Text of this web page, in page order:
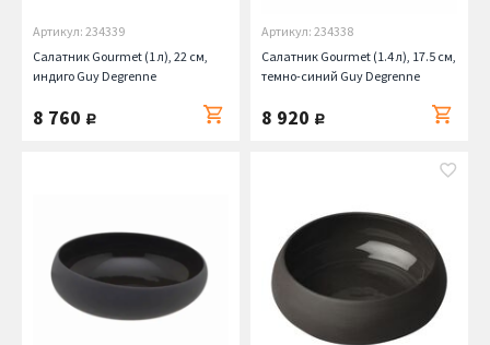
Артикул: 234339
Салатник Gourmet (1 л), 22 см,
индиго Guy Degrenne
8 760 руб.
Артикул: 234338
Салатник Gourmet (1.4 л), 17.5 см,
темно-синий Guy Degrenne
8 920 руб.